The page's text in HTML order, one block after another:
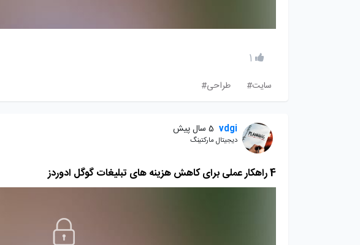
1
سایت#
طراحی#
vdgi 5 سال پیش
دیجیتال مارکتینگ
4 راهکار عملی برای کاهش هزینه های تبلیغات گوگل ادوردز